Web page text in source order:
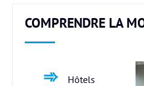
COMPRENDRE LA
Hôtels